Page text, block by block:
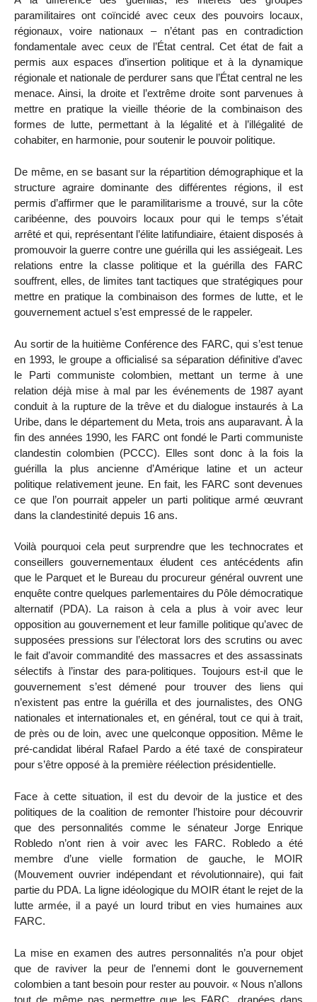
paramilitaires ont coïncidé avec ceux des pouvoirs locaux,
régionaux, voire nationaux – n’étant pas en contradiction
fondamentale avec ceux de l’État central. Cet état de fait a
permis aux espaces d’insertion politique et à la dynamique
régionale et nationale de perdurer sans que l’État central ne les
menace. Ainsi, la droite et l’extrême droite sont parvenues à
mettre en pratique la vieille théorie de la combinaison des
formes de lutte, permettant à la légalité et à l’illégalité de
cohabiter, en harmonie, pour soutenir le pouvoir politique.
De même, en se basant sur la répartition démographique et la
structure agraire dominante des différentes régions, il est
permis d’affirmer que le paramilitarisme a trouvé, sur la côte
caribéenne, des pouvoirs locaux pour qui le temps s’était
arrêté et qui, représentant l’élite latifundiaire, étaient disposés à
promouvoir la guerre contre une guérilla qui les assiégeait. Les
relations entre la classe politique et la guérilla des FARC
souffrent, elles, de limites tant tactiques que stratégiques pour
mettre en pratique la combinaison des formes de lutte, et le
gouvernement actuel s’est empressé de le rappeler.
Au sortir de la huitième Conférence des FARC, qui s’est tenue
en 1993, le groupe a officialisé sa séparation définitive d’avec
le Parti communiste colombien, mettant un terme à une
relation déjà mise à mal par les événements de 1987 ayant
conduit à la rupture de la trêve et du dialogue instaurés à La
Uribe, dans le département du Meta, trois ans auparavant. À la
fin des années 1990, les FARC ont fondé le Parti communiste
clandestin colombien (PCCC). Elles sont donc à la fois la
guérilla la plus ancienne d’Amérique latine et un acteur
politique relativement jeune. En fait, les FARC sont devenues
ce que l’on pourrait appeler un parti politique armé œuvrant
dans la clandestinité depuis 16 ans.
Voilà pourquoi cela peut surprendre que les technocrates et
conseillers gouvernementaux éludent ces antécédents afin
que le Parquet et le Bureau du procureur général ouvrent une
enquête contre quelques parlementaires du Pôle démocratique
alternatif (PDA). La raison à cela a plus à voir avec leur
opposition au gouvernement et leur famille politique qu’avec de
supposées pressions sur l’électorat lors des scrutins ou avec
le fait d’avoir commandité des massacres et des assassinats
sélectifs à l’instar des para-politiques. Toujours est-il que le
gouvernement s’est démené pour trouver des liens qui
n’existent pas entre la guérilla et des journalistes, des ONG
nationales et internationales et, en général, tout ce qui à trait,
de près ou de loin, avec une quelconque opposition. Même le
pré-candidat libéral Rafael Pardo a été taxé de conspirateur
pour s’être opposé à la première réélection présidentielle.
Face à cette situation, il est du devoir de la justice et des
politiques de la coalition de remonter l’histoire pour découvrir
que des personnalités comme le sénateur Jorge Enrique
Robledo n’ont rien à voir avec les FARC. Robledo a été
membre d’une vielle formation de gauche, le MOIR
(Mouvement ouvrier indépendant et révolutionnaire), qui fait
partie du PDA. La ligne idéologique du MOIR étant le rejet de la
lutte armée, il a payé un lourd tribut en vies humaines aux
FARC.
La mise en examen des autres personnalités n’a pour objet
que de raviver la peur de l’ennemi dont le gouvernement
colombien a tant besoin pour rester au pouvoir. « Nous n’allons
tout de même pas permettre que les FARC, drapées dans